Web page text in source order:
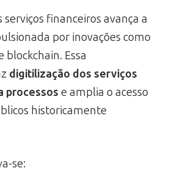
financeiros avança a
por inovações como
blockchain. Essa
digitilização dos serviços
processos e amplia o acesso
historicamente
se: